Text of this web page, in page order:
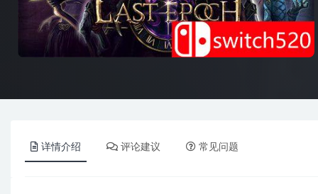
详情介绍 评论建议 常见问题